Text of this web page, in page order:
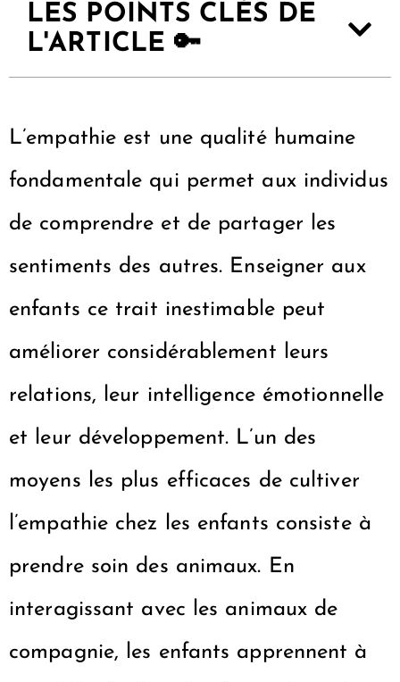
LES POINTS CLÉS DE
L'ARTICLE 🔑
L’empathie est une qualité humaine
fondamentale qui permet aux individus
de comprendre et de partager les
sentiments des autres. Enseigner aux
enfants ce trait inestimable peut
améliorer considérablement leurs
relations, leur intelligence émotionnelle
et leur développement. L’un des
moyens les plus efficaces de cultiver
l’empathie chez les enfants consiste à
prendre soin des animaux. En
interagissant avec les animaux de
compagnie, les enfants apprennent à